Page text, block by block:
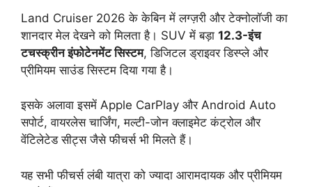
Land Cruiser 2026 के केबिन में लग्ज़री और टेक्नोलॉजी का
शानदार मेल देखने को मिलता है। SUV में बड़ा 12.3-इंच
टचस्क्रीन इंफोटेनमेंट सिस्टम, डिजिटल ड्राइवर डिस्प्ले और
प्रीमियम साउंड सिस्टम दिया गया है।
इसके अलावा इसमें Apple CarPlay और Android Auto
सपोर्ट, वायरलेस चार्जिंग, मल्टी-जोन क्लाइमेट कंट्रोल और
वेंटिलेटेड सीट्स जैसे फीचर्स भी मिलते हैं।
यह सभी फीचर्स लंबी यात्रा को ज्यादा आरामदायक और प्रीमियम